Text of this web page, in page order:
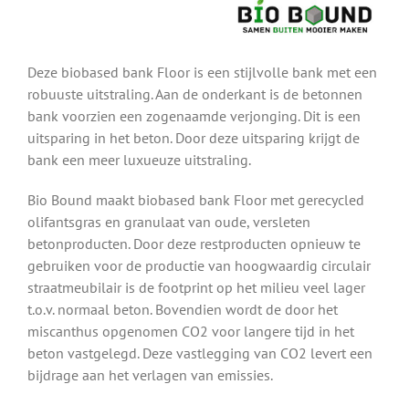
Deze biobased bank Floor is een stijlvolle bank met een
robuuste uitstraling. Aan de onderkant is de betonnen
bank voorzien een zogenaamde verjonging. Dit is een
uitsparing in het beton. Door deze uitsparing krijgt de
bank een meer luxueuze uitstraling.
Bio Bound maakt biobased bank Floor met gerecycled
olifantsgras en granulaat van oude, versleten
betonproducten. Door deze restproducten opnieuw te
gebruiken voor de productie van hoogwaardig circulair
straatmeubilair is de footprint op het milieu veel lager
t.o.v. normaal beton. Bovendien wordt de door het
miscanthus opgenomen CO2 voor langere tijd in het
beton vastgelegd. Deze vastlegging van CO2 levert een
bijdrage aan het verlagen van emissies.